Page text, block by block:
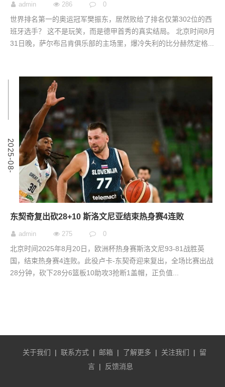
admin 286 0
世界排名第一的奥运冠军樊振东，居然败给了排名仅第302位的西
班牙选手？ 这不是玩笑，而是德甲首秀的真实结局。 北京时间8月
31日晚，萨尔布吕肯俱乐部的主场里，爆冷失利的比分赫然定格...
2
0
2
5
-
0
8
-
2
东契奇复出砍28+10 斯洛文尼亚结束热身赛4连败
admin 275 0
北京时间2025年8月20日，欧洲杯热身赛斯洛文尼93-81战胜英
国，结束热身赛4连败。此役卢卡-东契奇迎来复出，全场比赛出战
28分钟，砍下28分6篮板10助攻3抢断1盖帽，正负值...
关于我们 | 联系方式 | 邮箱 | 了解更多 | 关注我们 |
留
言 | 反馈消息